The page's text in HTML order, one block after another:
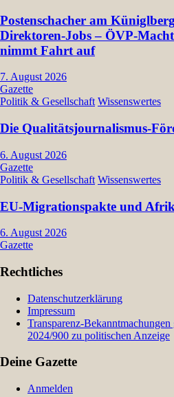
Postenschacher am
Direktoren-Jobs – ÖVP-
nimmt Fahrt auf
7. August 2026
Gazette
Politik & Gesellschaft Wissenswertes
Die Qualitätsjournalismus-
6. August 2026
Gazette
Politik & Gesellschaft Wissenswertes
EU-Migrationspakte und
6. August 2026
Gazette
Rechtliches
Datenschutzerklärung
Impressum
Transparenz-
2024/900 zu politischen Anzeige
Deine Gazette
Anmelden